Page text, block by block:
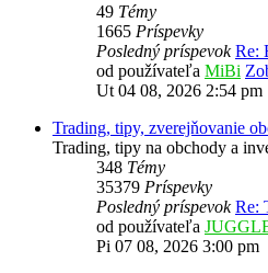
49 Témy
1665 Príspevky
Posledný príspevok Re:
od používateľa MiBi
Ut 04 08, 2026 2:54 pm
Trading, tipy, zverejňovanie
Trading, tipy na obchody a
348 Témy
35379 Príspevky
Posledný príspevok Re:
od používateľa
Pi 07 08, 2026 3:00 pm